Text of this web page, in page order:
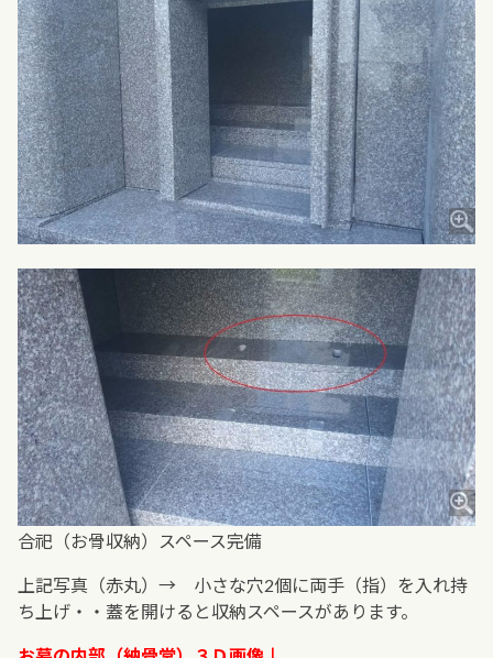
合祀（お骨収納）スペース完備
上記写真（赤丸）→ 小さな穴2個に両手（指）を入れ持
ち上げ・・蓋を開けると収納スペースがあります。